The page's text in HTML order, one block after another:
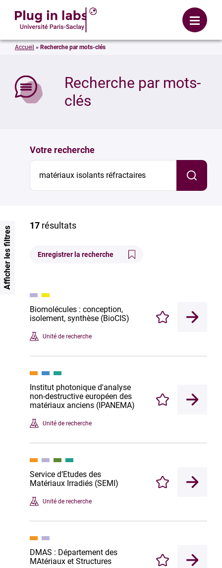
Menu
Recherche par mots-
clés
Accueil » Recherche par mots-clés
Votre recherche
17 résultats
Enregistrer la recherche
Biomolécules : conception,
isolement, synthèse (BioCIS)
Unité de recherche
Enregistrer
Institut photonique d'analyse
non-destructive européen des
matériaux anciens (IPANEMA)
Unité de recherche
Enregistrer
Service d’Etudes des
Matériaux Irradiés (SEMI)
Unité de recherche
Enregistrer
DMAS : Département des
MAtériaux et Structures
Enregistrer
Afficher les filtres